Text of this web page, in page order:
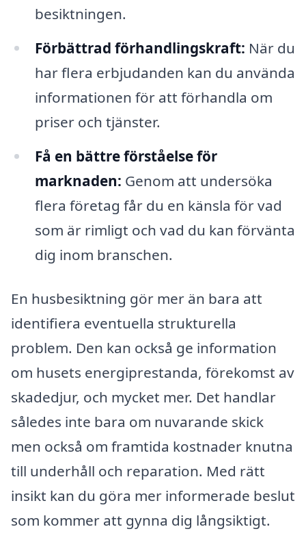
besiktningen.
Förbättrad förhandlingskraft: När du
har flera erbjudanden kan du använda
informationen för att förhandla om
priser och tjänster.
Få en bättre förståelse för
marknaden: Genom att undersöka
flera företag får du en känsla för vad
som är rimligt och vad du kan förvänta
dig inom branschen.
En husbesiktning gör mer än bara att
identifiera eventuella strukturella
problem. Den kan också ge information
om husets energiprestanda, förekomst av
skadedjur, och mycket mer. Det handlar
således inte bara om nuvarande skick
men också om framtida kostnader knutna
till underhåll och reparation. Med rätt
insikt kan du göra mer informerade beslut
som kommer att gynna dig långsiktigt.